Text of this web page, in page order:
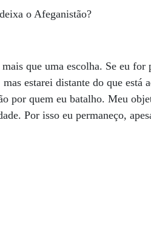
o Afeganistão?
que uma escolha. Se eu for
estarei distante do que está
por quem eu batalho. Meu
Por isso eu permaneço,